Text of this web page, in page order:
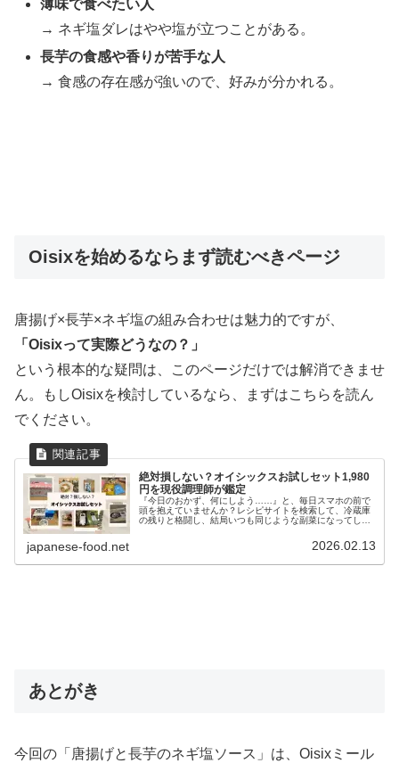
薄味で食べたい人
→ ネギ塩ダレはやや塩が立つことがある。
長芋の食感や香りが苦手な人
→ 食感の存在感が強いので、好みが分かれる。
Oisixを始めるならまず読むべきページ
唐揚げ×長芋×ネギ塩の組み合わせは魅力的ですが、
「Oisixって実際どうなの？」
という根本的な疑問は、このページだけでは解消できませ
ん。もしOisixを検討しているなら、まずはこちらを読ん
でください。
絶対損しない？オイシックスお試しセット1,980
円を現役調理師が鑑定
『今日のおかず、何にしよう……』と、毎日スマホの前で
頭を抱えていませんか？レシピサイトを検索して、冷蔵庫
の残りと格闘し、結局いつも同じような副菜になってしま
japanese-food.net 2026.02.13
あとがき
今回の「唐揚げと長芋のネギ塩ソース」は、Oisixミール